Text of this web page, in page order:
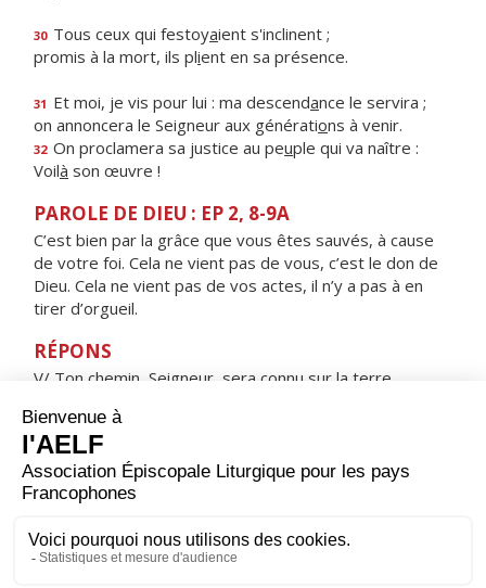
30 Tous ceux qui festoyaient s'inclinent ;
promis à la mort, ils plient en sa présence.
31 Et moi, je vis pour lui : ma descendance le servira ;
on annoncera le Seigneur aux générations à venir.
32 On proclamera sa justice au peuple qui va naître :
Voilà son œuvre !
PAROLE DE DIEU : EP 2, 8-9A
C’est bien par la grâce que vous êtes sauvés, à cause
de votre foi. Cela ne vient pas de vous, c’est le don de
Dieu. Cela ne vient pas de vos actes, il n’y a pas à en
tirer d’orgueil.
RÉPONS
V/ Ton chemin, Seigneur, sera connu sur la terre,
ORAISON
Seigneur Jésus Christ, toi qui as fait passer de la croix
dans ton Royaume le malfaiteur qui reconnaissait ses
ouvre-nous, dès notre mort, les portes du paradis. Toi
qui règnes pour les siècles des siècles. Amen.